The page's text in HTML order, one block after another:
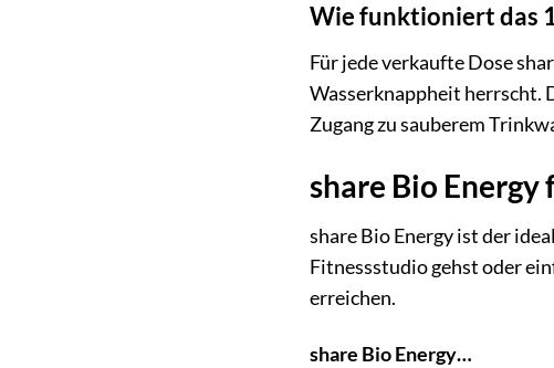
Wie funktioniert das
Für jede verkaufte Dose
Wasserknappheit herrscht.
Zugang zu sauberem
share Bio
share Bio Energy ist der
Fitnessstudio gehst oder
erreichen.
share Bio Energy…